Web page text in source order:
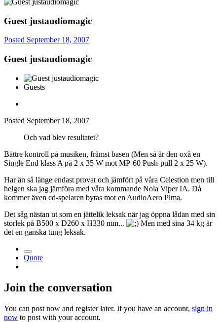
Guest justaudiomagic
Posted September 18, 2007
Guest justaudiomagic
Guests
Posted September 18, 2007
Och vad blev resultatet?
Bättre kontroll på musiken, främst basen (Men så är den oxå en
Single End klass A på 2 x 35 W mot MP-60 Push-pull 2 x 25 W).
Har än så länge endast provat och jämfört på våra Celestion men till
helgen ska jag jämföra med våra kommande Nola Viper IA. Då
kommer även cd-spelaren bytas mot en AudioAero Pima.
Det såg nästan ut som en jättelik leksak när jag öppna lådan med sin
storlek på B500 x D260 x H330 mm...
Men med sina 34 kg är
det en ganska tung leksak.
Quote
Join the conversation
You can post now and register later. If you have an account, sign in
now to post with your account.